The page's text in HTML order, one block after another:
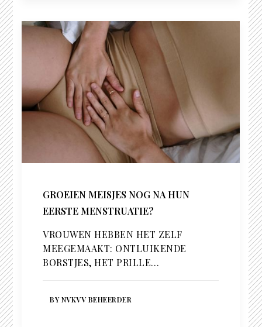
GROEIEN MEISJES NOG NA HUN
EERSTE MENSTRUATIE?
VROUWEN HEBBEN HET ZELF
MEEGEMAAKT: ONTLUIKENDE
BORSTJES, HET PRILLE…
BY NVKVV BEHEERDER